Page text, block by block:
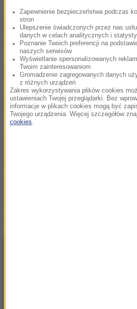
skradzionych poufnych
przekonujących dowodów.
Źródło: RMF FM/PAP
NAJWAŻNIEJSZE
Zapewnienie bezpieczeństwa podczas
stron
Ulepszenie świadczonych przez nas
danych w celach analitycznych i
Poznanie Twoich preferencji na
naszych serwisów
Wyświetlanie spersonalizowanych
Twoim zainteresowaniom
Gromadzenie zagregowanych danych
z różnych urządzeń
Zakres wykorzystywania plików cookies
ustawieniach Twojej przeglądarki. Bez
informacje w plikach cookies mogą być
Twojego urządzenia. Więcej szczegółów
cookies.